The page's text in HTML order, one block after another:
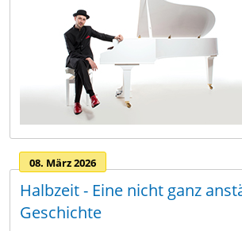
08. März 2026
Halbzeit - Eine nicht ganz
Geschichte